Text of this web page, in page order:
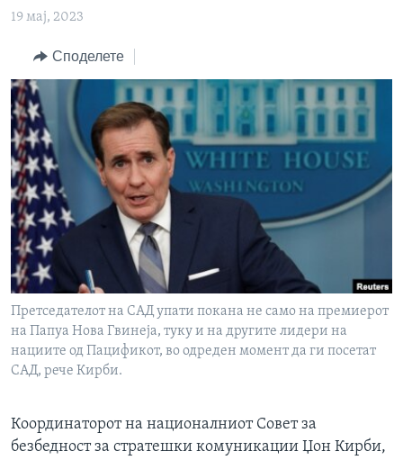
за
навигација
Пребарувај
ЕКОНОМИЈА
ПОЛИТИКА
ЗДРАВЈЕ
НАУКА
УМЕТНОСТ И ЗАБАВА
ИНТЕРВЈУА
NEWSFLASH - АРХИВА
ВЕСТИ ОД САД ВО МИНУТА - АРХИВА
ИЗБОРИ ВО САД 2020 - АРХИВА
ЗА НАС
НАКУСО...
Јазици
19 мај, 2023
Споделете
Претседателот на САД упати покана не само на премиерот
на Папуа Нова Гвинеја, туку и на другите лидери на
нациите од Пацификот, во одреден момент да ги посетат
САД, рече Кирби.
Координаторот на националниот Совет за
безбедност за стратешки комуникации Џон Кирби,